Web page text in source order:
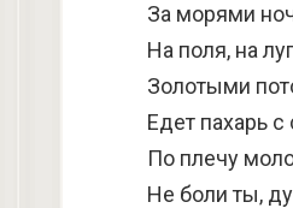
За морями
На поля, на
Золотыми
Едет пахарь
По плечу
Не боли ты,